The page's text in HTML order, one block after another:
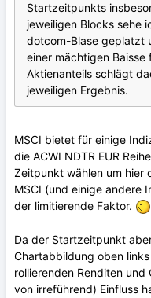
Startzeitpunkts
jeweiligen Blocks sehe
dotcom-Blase geplatzt
einer mächtigen Baisse
Aktienanteils schlägt
jeweiligen Ergebnis.
MSCI bietet für einige
die ACWI NDTR EUR
Zeitpunkt wählen um hier
MSCI (und einige andere
der limitierende Faktor.
Da der Startzeitpunkt
Chartabbildung oben
rollierenden Renditen und
von irreführend) Einfluss